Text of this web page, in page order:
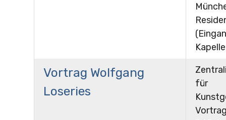
Vortrag Wolfgang
Loseries
für